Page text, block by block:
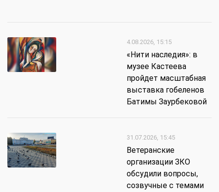
4.08.2026, 15:15
«Нити наследия»: в
музее Кастеева
пройдет масштабная
выставка гобеленов
Батимы Заурбековой
31.07.2026, 15:45
Ветеранские
организации ЗКО
обсудили вопросы,
созвучные с темами